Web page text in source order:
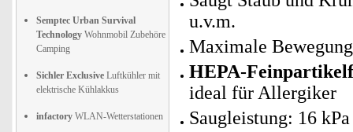
Semptec Urban Survival
Technology Wohnmobil Zubehöre
Camping
Sichler Exclusive Luftkühler mit
elektrische Kühlakkus
infactory WLAN-Wetterstationen
u.v.m.
Maximale
HEPA-
ideal für Allergiker
Saugleistung: 16 kPa